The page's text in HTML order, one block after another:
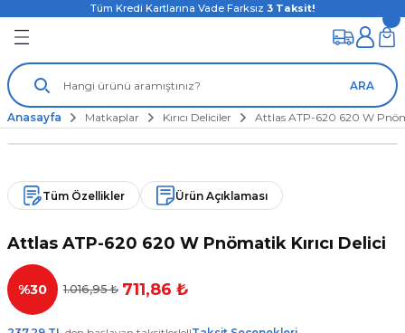
Tüm Kredi Kartlarına Vade Farksız 3 Taksit!
ARA
Anasayfa Matkaplar Kırıcı Deliciler Attlas ATP-620 620 W
Tüm Özellikler Ürün Açıklaması
Attlas ATP-620 620 W Pnömatik Kırıcı Delici
%30 1.016,95 ₺ 711,86 ₺